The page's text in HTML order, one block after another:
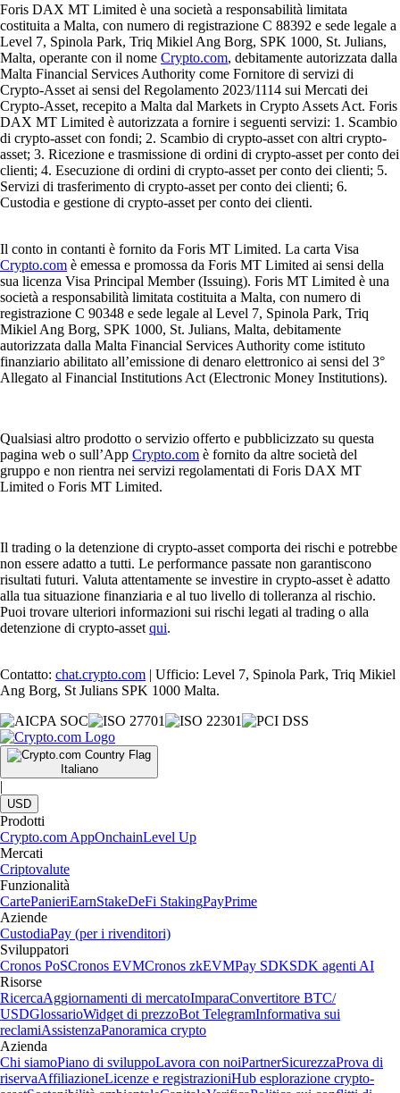
Foris DAX MT Limited è una società a responsabilità limitata
costituita a Malta, con numero di registrazione C 88392 e sede legale a
Level 7, Spinola Park, Triq Mikiel Ang Borg, SPK 1000, St. Julians,
Malta, operante con il nome Crypto.com, debitamente autorizzata dalla
Malta Financial Services Authority come Fornitore di servizi di
Crypto-Asset ai sensi del Regolamento 2023/1114 sui Mercati dei
Crypto-Asset, recepito a Malta dal Markets in Crypto Assets Act. Foris
DAX MT Limited è autorizzata a fornire i seguenti servizi: 1. Scambio
di crypto-asset con fondi; 2. Scambio di crypto-asset con altri crypto-
asset; 3. Ricezione e trasmissione di ordini di crypto-asset per conto dei
clienti; 4. Esecuzione di ordini di crypto-asset per conto dei clienti; 5.
Servizi di trasferimento di crypto-asset per conto dei clienti; 6.
Custodia e gestione di crypto-asset per conto dei clienti.
Il conto in contanti è fornito da Foris MT Limited. La carta Visa
Crypto.com è emessa e promossa da Foris MT Limited ai sensi della
sua licenza Visa Principal Member (Issuing). Foris MT Limited è una
società a responsabilità limitata costituita a Malta, con numero di
registrazione C 90348 e sede legale al Level 7, Spinola Park, Triq
Mikiel Ang Borg, SPK 1000, St. Julians, Malta, debitamente
autorizzata dalla Malta Financial Services Authority come istituto
finanziario abilitato all’emissione di denaro elettronico ai sensi del 3°
Allegato al Financial Institutions Act (Electronic Money Institutions).
Qualsiasi altro prodotto o servizio offerto e pubblicizzato su questa
pagina web o sull’App Crypto.com è fornito da altre società del
gruppo e non rientra nei servizi regolamentati di Foris DAX MT
Limited o Foris MT Limited.
Il trading o la detenzione di crypto-asset comporta dei rischi e potrebbe
non essere adatto a tutti. Le performance passate non garantiscono
risultati futuri. Valuta attentamente se investire in crypto-asset è adatto
alla tua situazione finanziaria e al tuo livello di tolleranza al rischio.
Puoi trovare ulteriori informazioni sui rischi legati al trading o alla
detenzione di crypto-asset qui.
Contatto: chat.crypto.com | Ufficio: Level 7, Spinola Park, Triq Mikiel
Ang Borg, St Julians SPK 1000 Malta.
Italiano
|
USD
Prodotti
Crypto.com AppOnchainLevel Up
Mercati
Criptovalute
Funzionalità
CartePanieriEarnStakeDeFi StakingPayPrime
Aziende
CustodiaPay (per i rivenditori)
Sviluppatori
Cronos PoSCronos EVMCronos zkEVMPay SDKSDK agenti AI
Risorse
RicercaAggiornamenti di mercatoImparaConvertitore BTC/
USDGlossarioWidget di prezzoBot TelegramInformativa sui
reclamiAssistenzaPanoramica crypto
Azienda
Chi siamoPiano di sviluppoLavora con noiPartnerSicurezzaProva di
riservaAffiliazioneLicenze e registrazioniHub esplorazione crypto-